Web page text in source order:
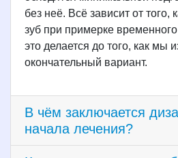
без неё. Всё зависит от того,
зуб при примерке
это делается до того, как мы
окончательный вариант.
В чём заключается
начала лечения?